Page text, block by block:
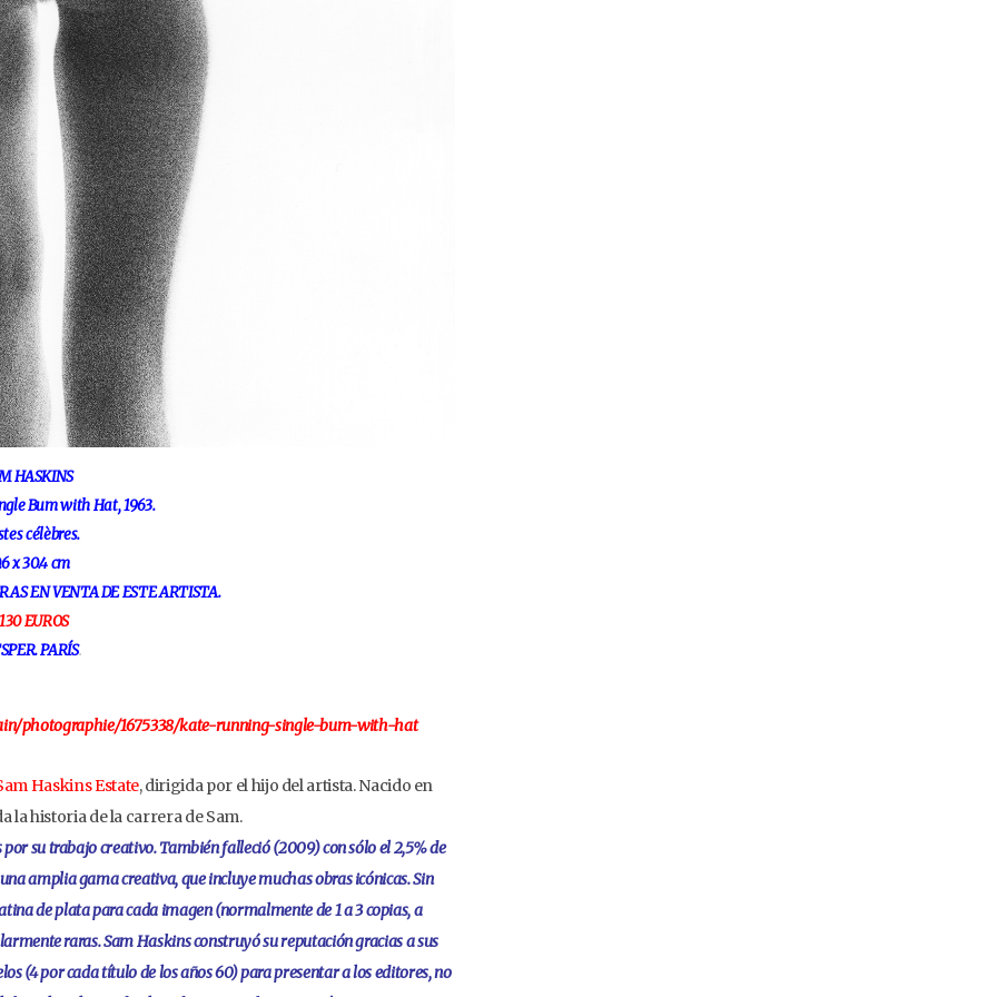
HASKINS
Bum with Hat, 1963.
célèbres.
x 30.4 cm
EN VENTA DE ESTE ARTISTA.
EUROS
PARÍS.
photographie/1675338/kate-running-single-bum-with-hat
Haskins Estate, dirigida por el hijo del artista. Nacido en
la historia de la carrera de Sam.
su trabajo creativo. También falleció (2009) con sólo el 2,5% de
amplia gama creativa, que incluye muchas obras icónicas. Sin
de plata para cada imagen (normalmente de 1 a 3 copias, a
raras. Sam Haskins construyó su reputación gracias a sus
(4 por cada título de los años 60) para presentar a los editores, no